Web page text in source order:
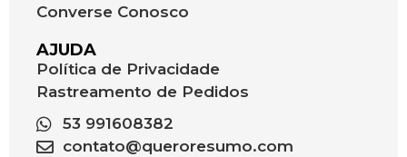
Converse Conosco
AJUDA
Política de Privacidade
Rastreamento de Pedidos
53 991608382
contato@queroresumo.com